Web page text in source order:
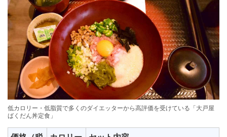
低カロリー・低脂質で多くのダイエッターから高評価を受けている「大戸屋
ばくだん丼定食」